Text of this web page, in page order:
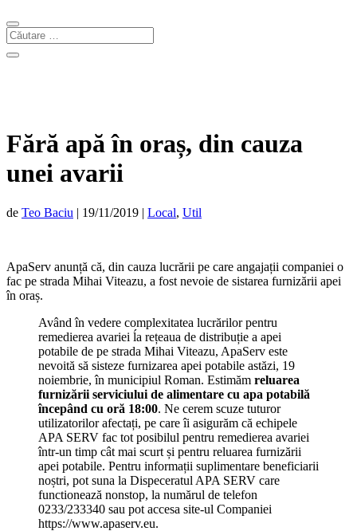
Fără apă în oraș, din cauza
unei avarii
de Teo Baciu | 19/11/2019 | Local, Util
ApaServ anunță că, din cauza lucrării pe care angajații companiei o
fac pe strada Mihai Viteazu, a fost nevoie de sistarea furnizării apei
în oraș.
Având în vedere complexitatea lucrărilor pentru
remedierea avariei ĺa rețeaua de distribuție a apei
potabile de pe strada Mihai Viteazu, ApaServ este
nevoită să sisteze furnizarea apei potabile astăzi, 19
noiembrie, în municipiul Roman. Estimăm reluarea
furnizării serviciului de alimentare cu apa potabilă
începând cu oră 18:00. Ne cerem scuze tuturor
utilizatorilor afectați, pe care îi asigurăm că echipele
APA SERV fac tot posibilul pentru remedierea avariei
într-un timp cât mai scurt și pentru reluarea furnizării
apei potabile. Pentru informații suplimentare beneficiarii
noștri, pot suna la Dispeceratul APA SERV care
functionează nonstop, la numărul de telefon
0233/233340 sau pot accesa site-ul Companiei
https://www.apaserv.eu.